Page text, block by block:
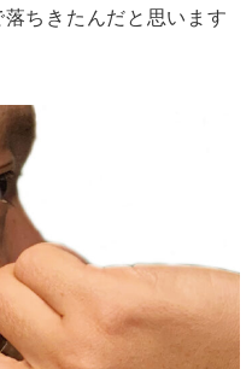
ちきたんだと思います